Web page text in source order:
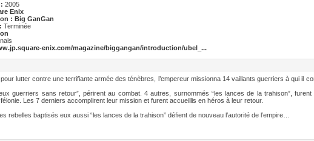
2005
Enix
: Big GanGan
Terminée
enix.com/magazine/biggangan/introduction/ubel_...
lutter contre une terrifiante armée des ténèbres, l’empereur missionna 14 vaillants guerriers à qui il
guerriers sans retour”, périrent au combat. 4 autres, surnommés “les lances de la trahison”,
Les 7 derniers accomplirent leur mission et furent accueillis en héros à leur retour.
rebelles baptisés eux aussi “les lances de la trahison” défient de nouveau l’autorité de l’empire…